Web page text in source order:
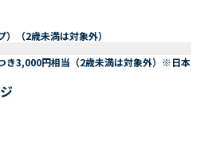
（2歳未満は対象外）
き3,000円相当（2歳未満は対象外）※日本